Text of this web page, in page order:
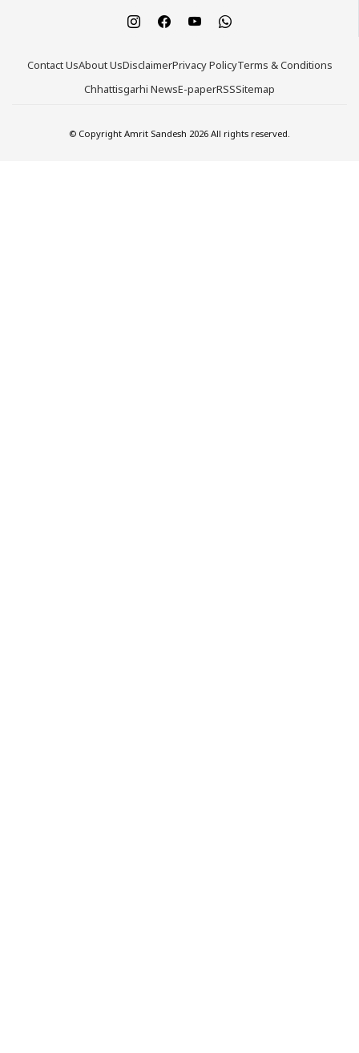
Contact UsAbout UsDisclaimerPrivacy PolicyTerms & Conditions
Chhattisgarhi NewsE-paperRSSSitemap
© Copyright Amrit Sandesh 2026 All rights reserved.